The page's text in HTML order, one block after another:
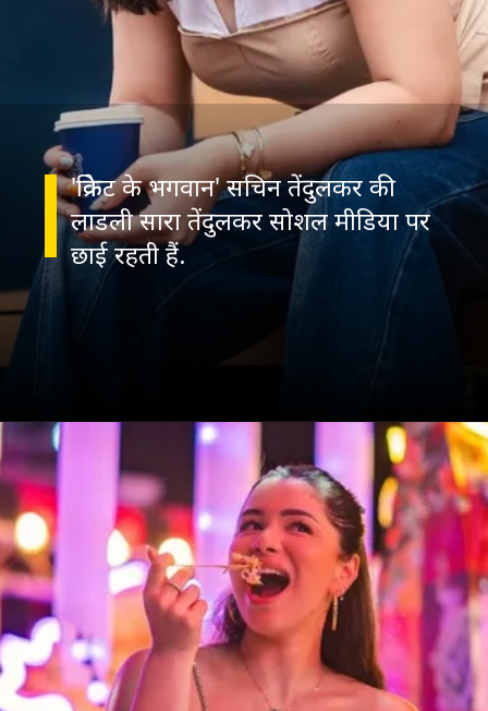
'क्रिकेट के भगवान' सचिन तेंदुलकर की
लाडली सारा तेंदुलकर सोशल मीडिया पर
छाई रहती हैं.